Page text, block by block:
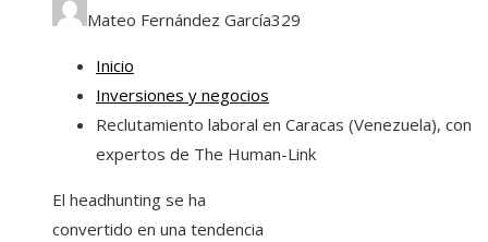
Mateo Fernández García329
Inicio
Inversiones y negocios
Reclutamiento laboral en Caracas (Venezuela), con
expertos de The Human-Link
El headhunting se ha
convertido en una tendencia